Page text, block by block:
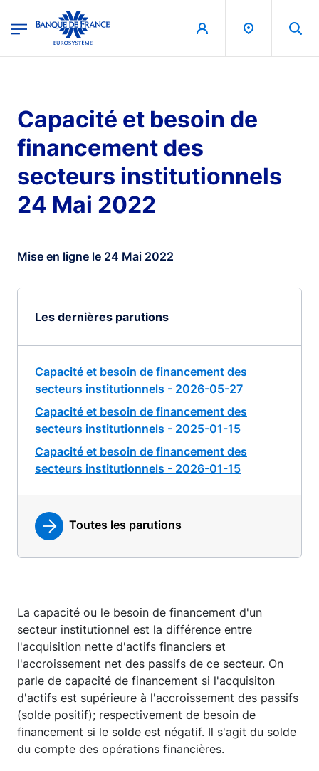
Banque de France - Menu Principal
Capacité et besoin de
financement des
secteurs institutionnels
24 Mai 2022
Mise en ligne le 24 Mai 2022
Les dernières parutions
Capacité et besoin de financement des
secteurs institutionnels - 2026-05-27
Capacité et besoin de financement des
secteurs institutionnels - 2025-01-15
Capacité et besoin de financement des
secteurs institutionnels - 2026-01-15
Toutes les parutions
La capacité ou le besoin de financement d'un
secteur institutionnel est la différence entre
l'acquisition nette d'actifs financiers et
l'accroissement net des passifs de ce secteur. On
parle de capacité de financement si l'acquisiton
d'actifs est supérieure à l'accroissement des passifs
(solde positif); respectivement de besoin de
financement si le solde est négatif. Il s'agit du solde
du compte des opérations financières.